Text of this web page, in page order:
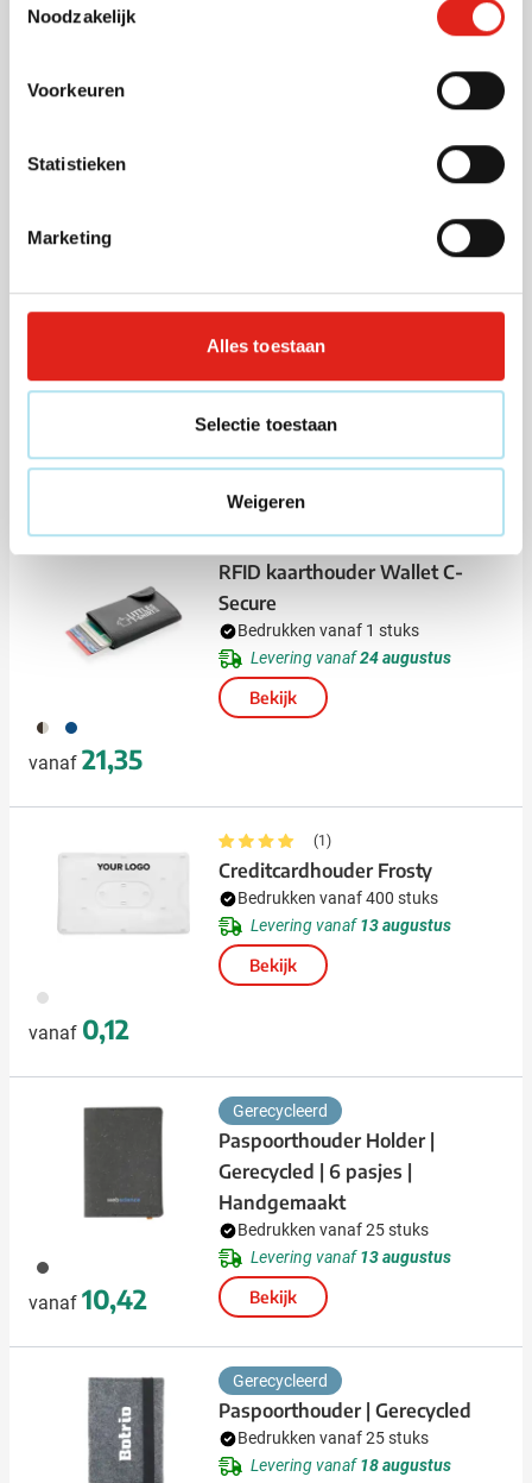
Noodzakelijk
Voorkeuren
Statistieken
Marketing
Alles toestaan
Selectie toestaan
Weigeren
21 augustus
001
Bedrukken vanaf 12 stuks
Levering vanaf
Bekijk
001 005
vanaf 21,35
RFID kaarthouder Wallet C-
Secure
Bedrukken vanaf 1 stuks
Levering vanaf24 augustus
Bekijk
002
vanaf 0,12
(1)
Creditcardhouder Frosty
Bedrukken vanaf 400 stuks
Levering vanaf13 augustus
Bekijk
001
vanaf 10,42
Gerecycleerd
Paspoorthouder Holder |
Gerecycled | 6 pasjes |
Handgemaakt
Bedrukken vanaf 25 stuks
Levering vanaf13 augustus
Bekijk
Gerecycleerd
Paspoorthouder | Gerecycled
Bedrukken vanaf 25 stuks
Levering vanaf18 augustus